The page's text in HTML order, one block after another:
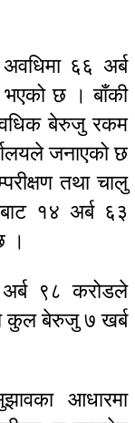
६६ अर्ब
भएको छ । बाँकी
बेरुजु रकम
जनाएको छ
तथा चालु
१४ अर्ब ६३
।
९८ करोडले
कुल बेरुजु ७ खर्ब
आधारमा